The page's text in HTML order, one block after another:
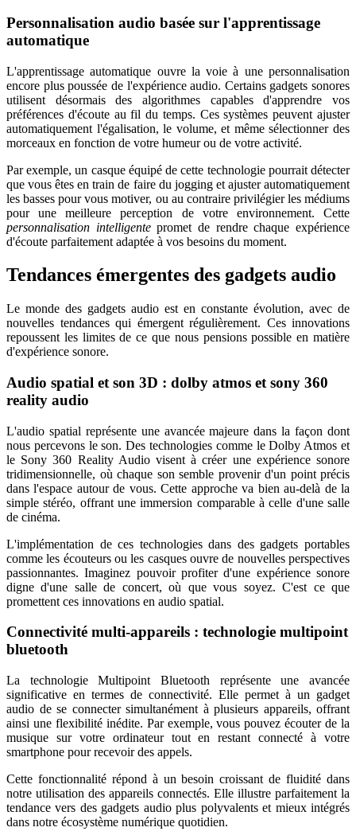
Personnalisation audio basée sur l'apprentissage
automatique
L'apprentissage automatique ouvre la voie à une personnalisation
encore plus poussée de l'expérience audio. Certains gadgets sonores
utilisent désormais des algorithmes capables d'apprendre vos
préférences d'écoute au fil du temps. Ces systèmes peuvent ajuster
automatiquement l'égalisation, le volume, et même sélectionner des
morceaux en fonction de votre humeur ou de votre activité.
Par exemple, un casque équipé de cette technologie pourrait détecter
que vous êtes en train de faire du jogging et ajuster automatiquement
les basses pour vous motiver, ou au contraire privilégier les médiums
pour une meilleure perception de votre environnement. Cette
personnalisation intelligentepromet de rendre chaque expérience
d'écoute parfaitement adaptée à vos besoins du moment.
Tendances émergentes des gadgets audio
Le monde des gadgets audio est en constante évolution, avec de
nouvelles tendances qui émergent régulièrement. Ces innovations
repoussent les limites de ce que nous pensions possible en matière
d'expérience sonore.
Audio spatial et son 3D : dolby atmos et sony 360
reality audio
L'audio spatial représente une avancée majeure dans la façon dont
nous percevons le son. Des technologies comme le Dolby Atmos et
le Sony 360 Reality Audio visent à créer une expérience sonore
tridimensionnelle, où chaque son semble provenir d'un point précis
dans l'espace autour de vous. Cette approche va bien au-delà de la
simple stéréo, offrant une immersion comparable à celle d'une salle
de cinéma.
L'implémentation de ces technologies dans des gadgets portables
comme les écouteurs ou les casques ouvre de nouvelles perspectives
passionnantes. Imaginez pouvoir profiter d'une expérience sonore
digne d'une salle de concert, où que vous soyez. C'est ce que
promettent ces innovations en audio spatial.
Connectivité multi-appareils : technologie multipoint
bluetooth
La technologie Multipoint Bluetooth représente une avancée
significative en termes de connectivité. Elle permet à un gadget
audio de se connecter simultanément à plusieurs appareils, offrant
ainsi une flexibilité inédite. Par exemple, vous pouvez écouter de la
musique sur votre ordinateur tout en restant connecté à votre
smartphone pour recevoir des appels.
Cette fonctionnalité répond à un besoin croissant de fluidité dans
notre utilisation des appareils connectés. Elle illustre parfaitement la
tendance vers des gadgets audio plus polyvalents et mieux intégrés
dans notre écosystème numérique quotidien.